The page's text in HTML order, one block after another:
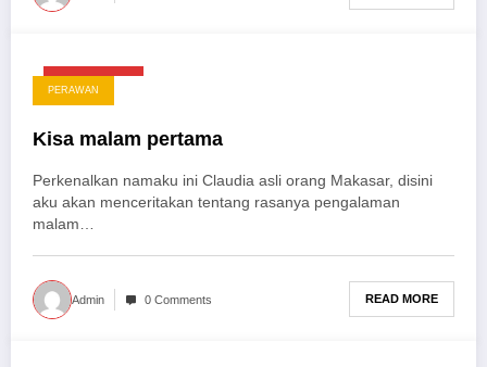
April 27, 2025
PERAWAN
Kisa malam pertama
Perkenalkan namaku ini Claudia asli оrаng Makasar, disini
aku akan menceritakan tentang rasanya pengalaman
malam…
Admin 0 Comments READ MORE